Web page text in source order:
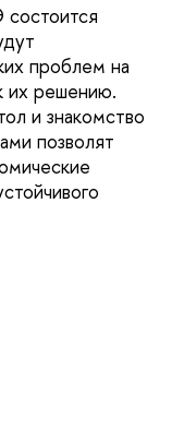
проблем на
их решению.
и знакомство
позволят